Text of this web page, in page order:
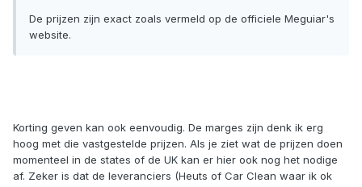
De prijzen zijn exact zoals vermeld op de officiele Meguiar's
website.
Korting geven kan ook eenvoudig. De marges zijn denk ik erg
hoog met die vastgestelde prijzen. Als je ziet wat de prijzen doen
momenteel in de states of de UK kan er hier ook nog het nodige
af. Zeker is dat de leveranciers (Heuts of Car Clean waar ik ok